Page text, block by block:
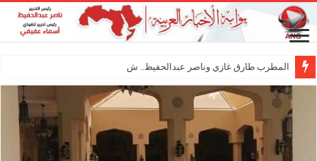
المطرب طارق غازي وناصر عبدالحفيظ.. شراكة فنية